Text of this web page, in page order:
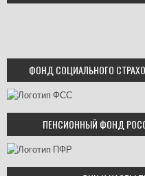
ФОНД СОЦИАЛЬНОГО
ПЕНСИОННЫЙ ФОНД